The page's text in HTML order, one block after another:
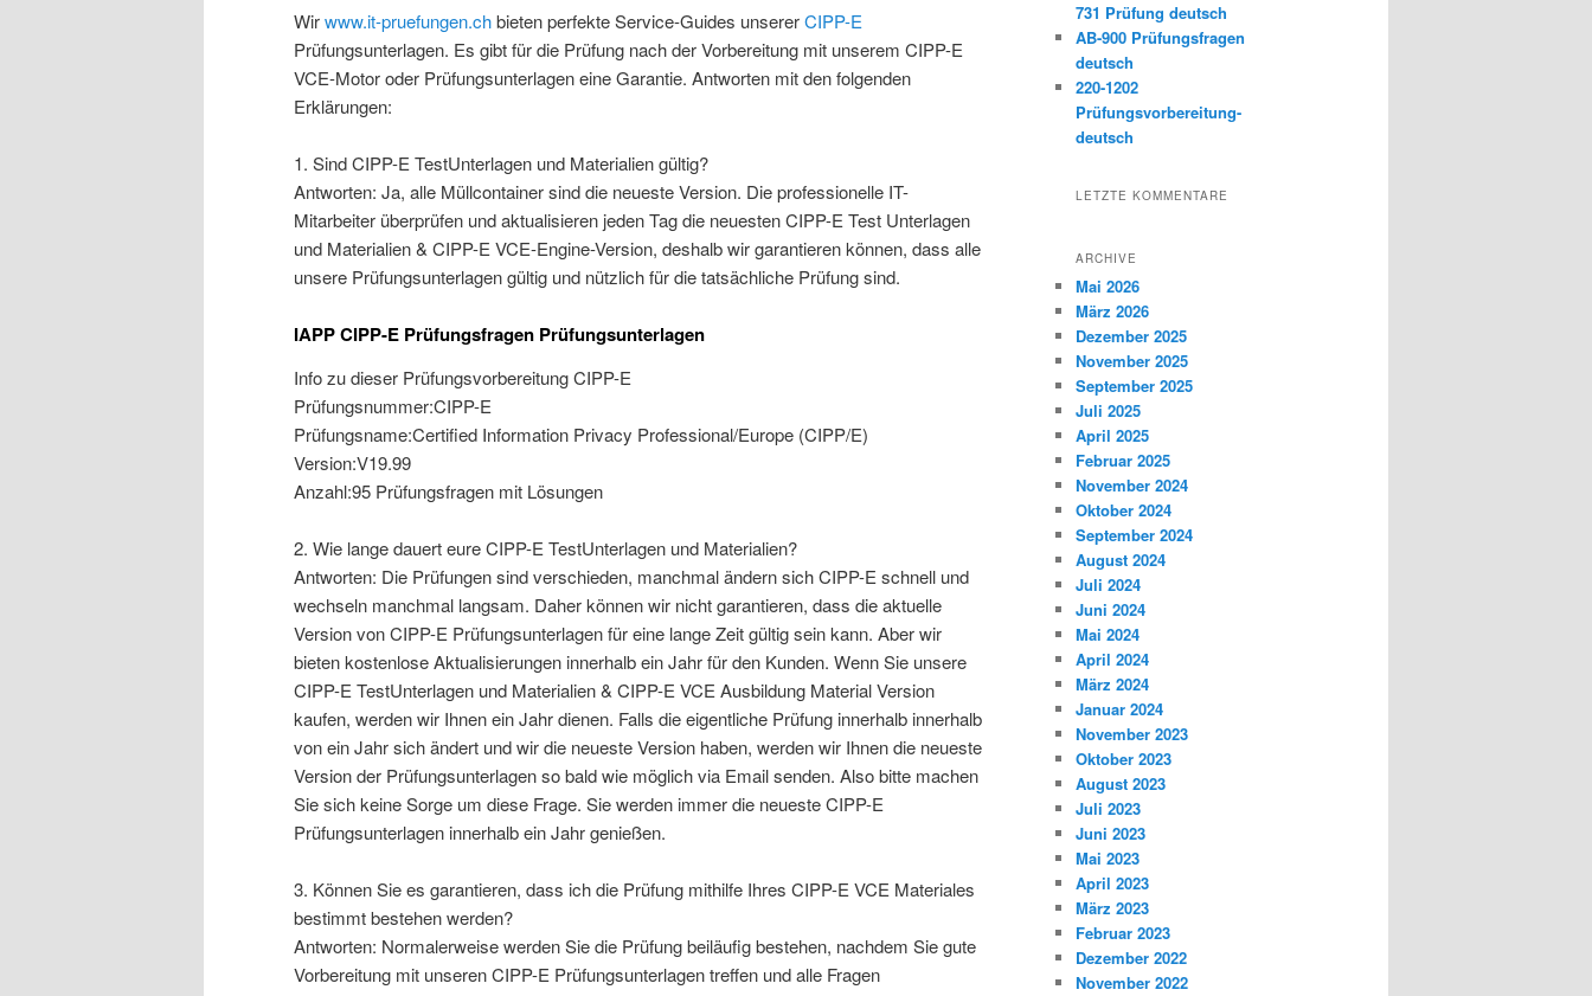
Wirwww.it-pruefungen.chbieten perfekte Service-Guides unsererCIPP-E
Prüfungsunterlagen. Es gibt für die Prüfung nach der Vorbereitung mit unserem CIPP-E
VCE-Motor oder Prüfungsunterlagen eine Garantie. Antworten mit den folgenden
Erklärungen:
1. Sind CIPP-E TestUnterlagen und Materialien gültig?
Antworten: Ja, alle Müllcontainer sind die neueste Version. Die professionelle IT-
Mitarbeiter überprüfen und aktualisieren jeden Tag die neuesten CIPP-E Test Unterlagen
und Materialien & CIPP-E VCE-Engine-Version, deshalb wir garantieren können, dass alle
unsere Prüfungsunterlagen gültig und nützlich für die tatsächliche Prüfung sind.
IAPP CIPP-E Prüfungsfragen Prüfungsunterlagen
Info zu dieser Prüfungsvorbereitung CIPP-E
Prüfungsnummer:CIPP-E
Prüfungsname:Certified Information Privacy Professional/Europe (CIPP/E)
Version:V19.99
Anzahl:95 Prüfungsfragen mit Lösungen
2. Wie lange dauert eure CIPP-E TestUnterlagen und Materialien?
Antworten: Die Prüfungen sind verschieden, manchmal ändern sich CIPP-E schnell und
wechseln manchmal langsam. Daher können wir nicht garantieren, dass die aktuelle
Version von CIPP-E Prüfungsunterlagen für eine lange Zeit gültig sein kann. Aber wir
bieten kostenlose Aktualisierungen innerhalb ein Jahr für den Kunden. Wenn Sie unsere
CIPP-E TestUnterlagen und Materialien & CIPP-E VCE Ausbildung Material Version
kaufen, werden wir Ihnen ein Jahr dienen. Falls die eigentliche Prüfung innerhalb innerhalb
von ein Jahr sich ändert und wir die neueste Version haben, werden wir Ihnen die neueste
Version der Prüfungsunterlagen so bald wie möglich via Email senden. Also bitte machen
Sie sich keine Sorge um diese Frage. Sie werden immer die neueste CIPP-E
Prüfungsunterlagen innerhalb ein Jahr genießen.
3. Können Sie es garantieren, dass ich die Prüfung mithilfe Ihres CIPP-E VCE Materiales
bestimmt bestehen werden?
Antworten: Normalerweise werden Sie die Prüfung beiläufig bestehen, nachdem Sie gute
Vorbereitung mit unseren CIPP-E Prüfungsunterlagen treffen und alle Fragen
731 Prüfung deutsch
AB-900 Prüfungsfragen
deutsch
220-1202
Prüfungsvorbereitung-
deutsch
LETZTE KOMMENTARE
ARCHIVE
Mai 2026
März 2026
Dezember 2025
November 2025
September 2025
Juli 2025
April 2025
Februar 2025
November 2024
Oktober 2024
September 2024
August 2024
Juli 2024
Juni 2024
Mai 2024
April 2024
März 2024
Januar 2024
November 2023
Oktober 2023
August 2023
Juli 2023
Juni 2023
Mai 2023
April 2023
März 2023
Februar 2023
Dezember 2022
November 2022